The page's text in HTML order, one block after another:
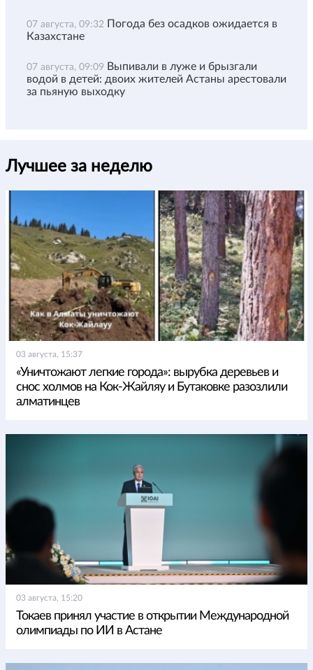
07 августа, 09:32 Погода без осадков ожидается в
Казахстане
07 августа, 09:09 Выпивали в луже и брызгали
водой в детей: двоих жителей Астаны арестовали
за пьяную выходку
Лучшее за неделю
03 августа, 15:37
«Уничтожают легкие города»: вырубка деревьев и
снос холмов на Кок-Жайляу и Бутаковке разозлили
алматинцев
03 августа, 15:20
Токаев принял участие в открытии Международной
олимпиады по ИИ в Астане